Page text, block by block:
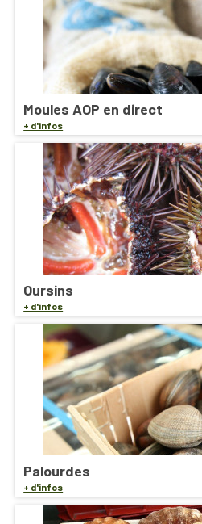
Moules AOP en direct
+ d'infos
Oursins
+ d'infos
Palourdes
+ d'infos